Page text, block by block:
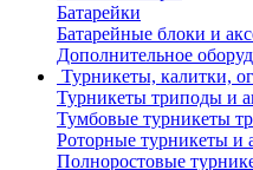
Батарейки
Батарейные блоки и
Дополнительное
Турникеты, калитки,
Турникеты триподы и
Тумбовые турникеты
Роторные турникеты и
Полноростовые